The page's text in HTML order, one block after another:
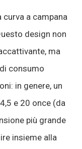
curva a campana
design non
ma
consumo
in genere, un
e 20 once (da
più grande
insieme alla